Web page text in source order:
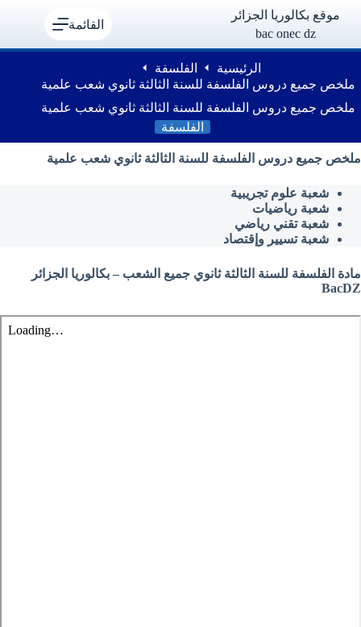
موقع بكالوريا الجزائر
bac onec dz
القائمة
الرئيسية
الفلسفة
ملخص جميع دروس الفلسفة للسنة الثالثة ثانوي شعب علمية
ملخص جميع دروس الفلسفة للسنة الثالثة ثانوي شعب علمية
الفلسفة
ملخص جميع دروس الفلسفة للسنة الثالثة ثانوي شعب علمية
شعبة علوم تجريبية
شعبة رياضيات
شعبة تقني رياضي
شعبة تسيير وإقتصاد
مادة الفلسفة للسنة الثالثة ثانوي جميع الشعب – بكالوريا الجزائر
BacDZ